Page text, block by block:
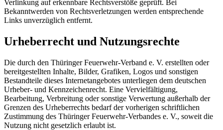
Verlinkung auf erkennbare Rechtsverstöße geprüft. Bei
Bekanntwerden von Rechtsverletzungen werden entsprechende
Links unverzüglich entfernt.
Urheberrecht und Nutzungsrechte
Die durch den Thüringer Feuerwehr-Verband e. V. erstellten oder
bereitgestellten Inhalte, Bilder, Grafiken, Logos und sonstigen
Bestandteile dieses Internetangebotes unterliegen dem deutschen
Urheber- und Kennzeichenrecht. Eine Vervielfältigung,
Bearbeitung, Verbreitung oder sonstige Verwertung außerhalb der
Grenzen des Urheberrechts bedarf der vorherigen schriftlichen
Zustimmung des Thüringer Feuerwehr-Verbandes e. V., soweit die
Nutzung nicht gesetzlich erlaubt ist.